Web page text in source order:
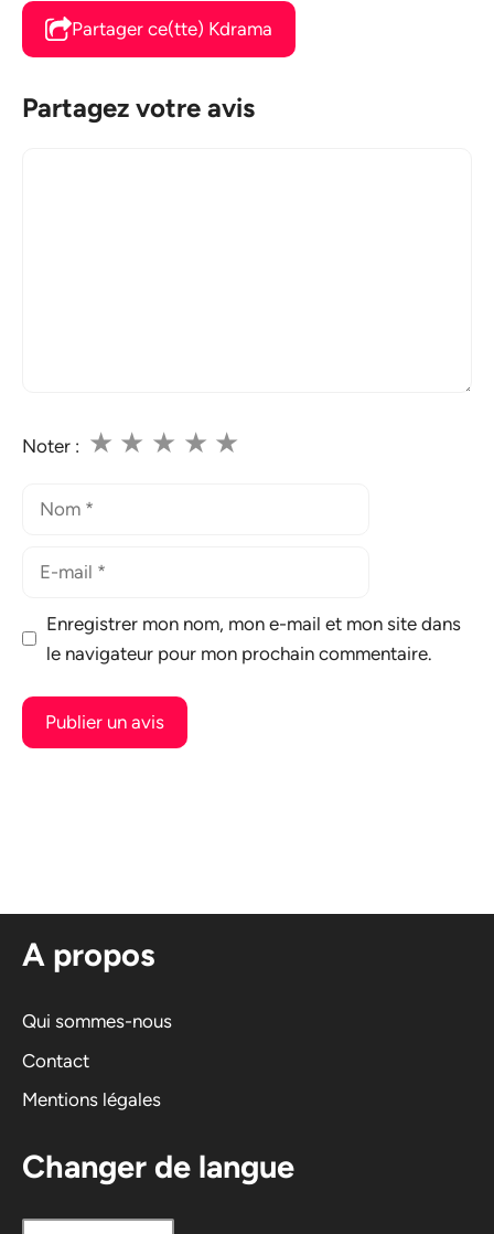
Partager ce(tte) Kdrama
Partagez votre avis
Noter : ★
★
★
★
★
Enregistrer mon nom, mon e-mail et mon site dans
le navigateur pour mon prochain commentaire.
a
i
e
:
A propos
Qui sommes-nous
Contact
Mentions légales
Changer de langue